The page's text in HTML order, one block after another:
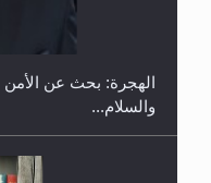
الهجرة: بحث عن الأمن
والسلام...